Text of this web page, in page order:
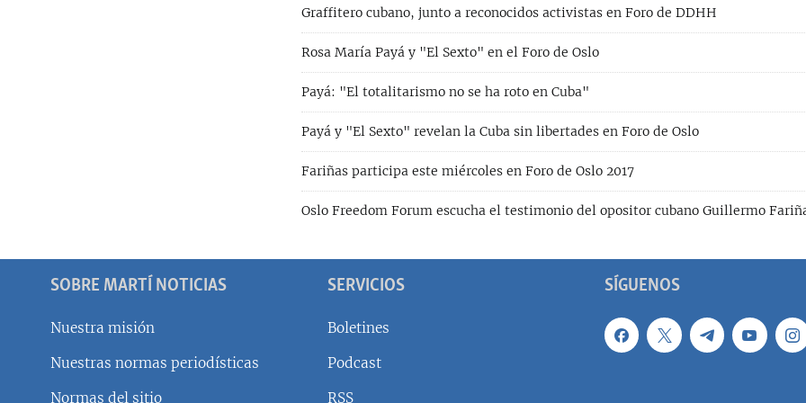
Graffitero cubano, junto a reconocidos activistas en Foro de DDHH
Rosa María Payá y "El Sexto" en el Foro de Oslo
Payá: "El totalitarismo no se ha roto en Cuba"
Payá y "El Sexto" revelan la Cuba sin libertades en Foro de Oslo
Fariñas participa este miércoles en Foro de Oslo 2017
Oslo Freedom Forum escucha el testimonio del opositor cubano Guillermo
SÍGUENOS
SOBRE MARTÍ NOTICIAS
Nuestra misión
Nuestras normas periodísticas
Normas del sitio
SERVICIOS
Boletines
Podcast
RSS